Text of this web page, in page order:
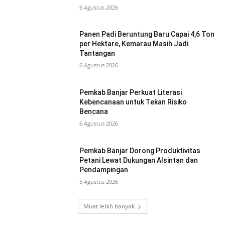
6 Agustus 2026
Panen Padi Beruntung Baru Capai 4,6 Ton
per Hektare, Kemarau Masih Jadi
Tantangan
6 Agustus 2026
Pemkab Banjar Perkuat Literasi
Kebencanaan untuk Tekan Risiko
Bencana
6 Agustus 2026
Pemkab Banjar Dorong Produktivitas
Petani Lewat Dukungan Alsintan dan
Pendampingan
5 Agustus 2026
Muat lebih banyak